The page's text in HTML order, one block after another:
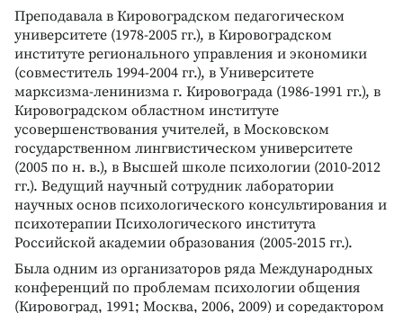
Преподавала в Кировоградском педагогическом
университете (1978-2005 гг.), в Кировоградском
институте регионального управления и экономики
(совместитель 1994-2004 гг.), в Университете
марксизма-ленинизма г. Кировограда (1986-1991 гг.), в
Кировоградском областном институте
усовершенствования учителей, в Московском
государственном лингвистическом университете
(2005 по н. в.), в Высшей школе психологии (2010-2012
гг.). Ведущий научный сотрудник лаборатории
научных основ психологического консультирования и
психотерапии Психологического института
Российской академии образования (2005-2015 гг.).
Была одним из организаторов ряда Международных
конференций по проблемам психологии общения
(Кировоград, 1991; Москва, 2006, 2009) и соредактором